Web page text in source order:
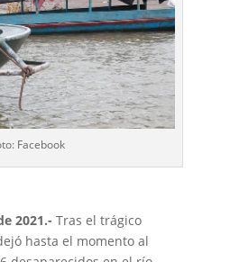
Facebook
2021.- Tras el trágico
hasta el momento al